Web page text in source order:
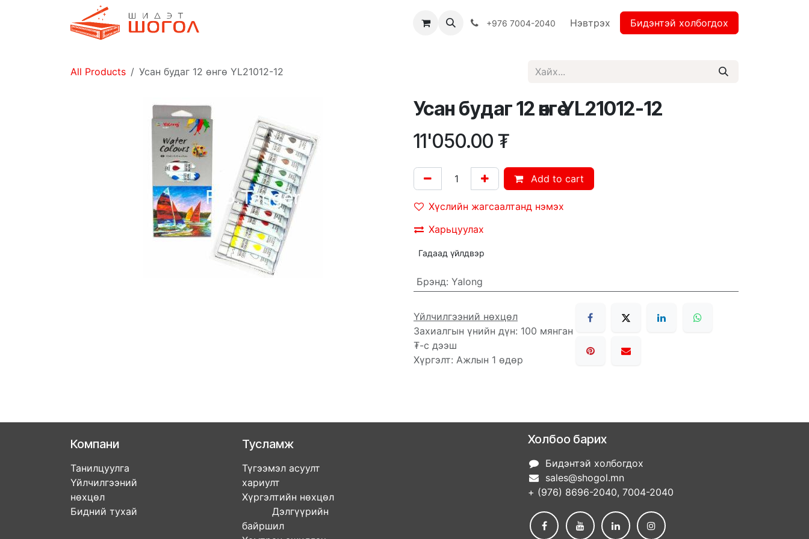
Хямдрал ♻️ Эко шогол+976 7004-2040 Нэвтрэх Бидэнтэй холбогдох
All Products Усан будаг 12 өнгө YL21012-12
Усан будаг 12 өнгө YL21012-12
11'050.00 ₮
Add to cart
Хүслийн жагсаалтанд нэмэх
Харьцуулах
Гадаад үйлдвэр
Брэнд: Yalong
Үйлчилгээний нөхцөл
Захиалгын үнийн дүн: 100 мянган
₮-с дээш
Хүргэлт: Ажлын 1 өдөр
Компани
Танилцуулга
Үйлчилгээний
нөхцөл
Бидний тухай
Тусламж
Түгээмэл асуулт
хариулт
Хүргэлтийн нөхцөл
Дэлгүүрийн
байршил
Холбоо барих
Бидэнтэй холбогдох
sales@shogol.mn
+ (976) 8696-2040, 7004-2040